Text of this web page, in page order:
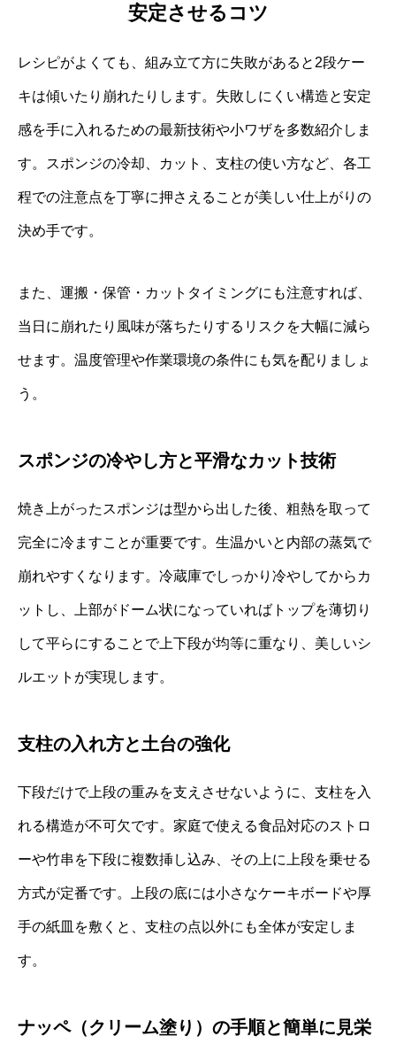
安定させるコツ
レシピがよくても、組み立て方に失敗があると2段ケー
キは傾いたり崩れたりします。失敗しにくい構造と安定
感を手に入れるための最新技術や小ワザを多数紹介しま
す。スポンジの冷却、カット、支柱の使い方など、各工
程での注意点を丁寧に押さえることが美しい仕上がりの
決め手です。
また、運搬・保管・カットタイミングにも注意すれば、
当日に崩れたり風味が落ちたりするリスクを大幅に減ら
せます。温度管理や作業環境の条件にも気を配りましょ
う。
スポンジの冷やし方と平滑なカット技術
焼き上がったスポンジは型から出した後、粗熱を取って
完全に冷ますことが重要です。生温かいと内部の蒸気で
崩れやすくなります。冷蔵庫でしっかり冷やしてからカ
ットし、上部がドーム状になっていればトップを薄切り
して平らにすることで上下段が均等に重なり、美しいシ
ルエットが実現します。
支柱の入れ方と土台の強化
下段だけで上段の重みを支えさせないように、支柱を入
れる構造が不可欠です。家庭で使える食品対応のストロ
ーや竹串を下段に複数挿し込み、その上に上段を乗せる
方式が定番です。上段の底には小さなケーキボードや厚
手の紙皿を敷くと、支柱の点以外にも全体が安定しま
す。
ナッペ（クリーム塗り）の手順と簡単に見栄